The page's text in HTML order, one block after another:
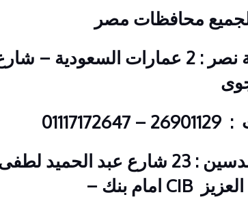
محافظات مصر
فرع مدينة نصر : 2 عمارات
فرع المهندسين : 23 شارع عبد
CIB امام بنك
–